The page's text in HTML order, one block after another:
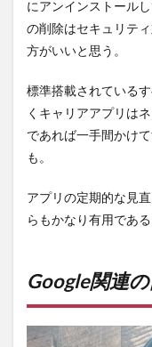
にアンインストール
の削除はセキュリテ
方がいいと思う。
標準搭載されている
くキャリアアプリは
であれば一手間かけ
も。
アプリの定期的な見
らもかなり有用である
Google関連